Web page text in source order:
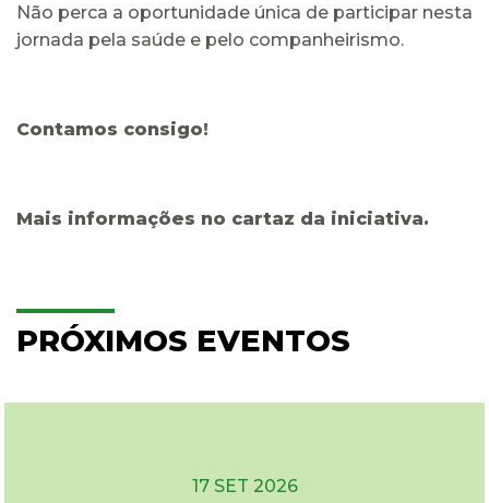
Não perca a oportunidade única de participar nesta
jornada pela saúde e pelo companheirismo.
Contamos consigo!
Mais informações no cartaz da iniciativa.
PRÓXIMOS EVENTOS
17 SET 2026